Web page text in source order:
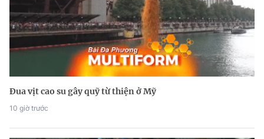
Đua vịt cao su gây quỹ từ thiện ở Mỹ
10 giờ trước